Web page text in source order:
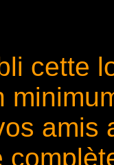
cette
amis